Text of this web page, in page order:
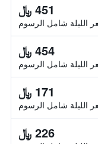
451 ﷼
الليلة شامل الرسوم
454 ﷼
الليلة شامل الرسوم
171 ﷼
الليلة شامل الرسوم
226 ﷼